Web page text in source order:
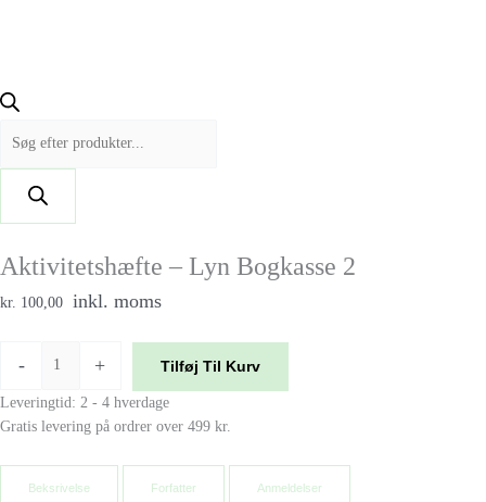
Aktivitetshæfte – Lyn Bogkasse 2
kr. 100,00 inkl. moms
- + Tilføj Til Kurv
Leveringtid: 2 - 4 hverdage
Gratis levering på ordrer over 499 kr.
Beksrivelse Forfatter Anmeldelser